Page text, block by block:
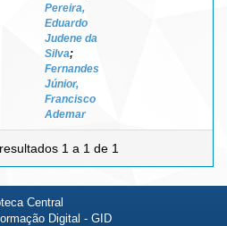
Pereira,
Eduardo
Judene da
Silva;
Fernandes
Júnior,
Francisco
Ademar
1 a 1 de 1
Central
Digital - GID